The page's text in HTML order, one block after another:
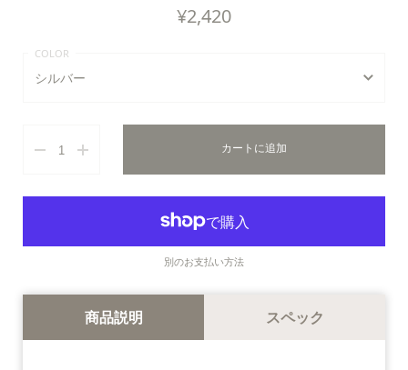
¥2,420
シルバー
ゴールド カートに追加
別のお支払い方法
商品説明 スペック